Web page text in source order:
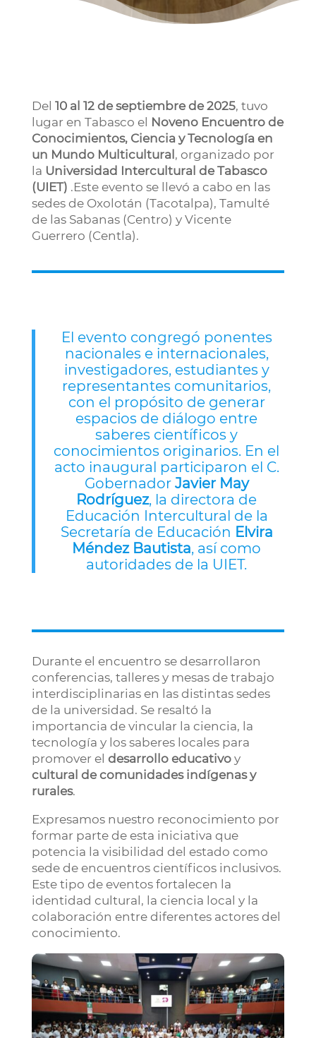
Del 10 al 12 de septiembre de 2025, tuvo
lugar en Tabasco el Noveno Encuentro de
Conocimientos, Ciencia y Tecnología en
un Mundo Multicultural , organizado por
la Universidad Intercultural de Tabasco
(UIET) .Este evento se llevó a cabo en las
sedes de Oxolotán (Tacotalpa), Tamulté
de las Sabanas (Centro) y Vicente
Guerrero (Centla).
El evento congregó ponentes
nacionales e internacionales,
investigadores, estudiantes y
representantes comunitarios,
con el propósito de generar
espacios de diálogo entre
saberes científicos y
conocimientos originarios. En el
acto inaugural participaron el C.
Gobernador Javier May
Rodríguez, la directora de
Educación Intercultural de la
Secretaría de Educación Elvira
Méndez Bautista, así como
autoridades de la UIET.
Durante el encuentro se desarrollaron
conferencias, talleres y mesas de trabajo
interdisciplinarias en las distintas sedes
de la universidad. Se resaltó la
importancia de vincular la ciencia, la
tecnología y los saberes locales para
promover el desarrollo educativoy
cultural de comunidades indígenas y
rurales.
Expresamos nuestro reconocimiento por
formar parte de esta iniciativa que
potencia la visibilidad del estado como
sede de encuentros científicos inclusivos.
Este tipo de eventos fortalecen la
identidad cultural, la ciencia local y la
colaboración entre diferentes actores del
conocimiento.